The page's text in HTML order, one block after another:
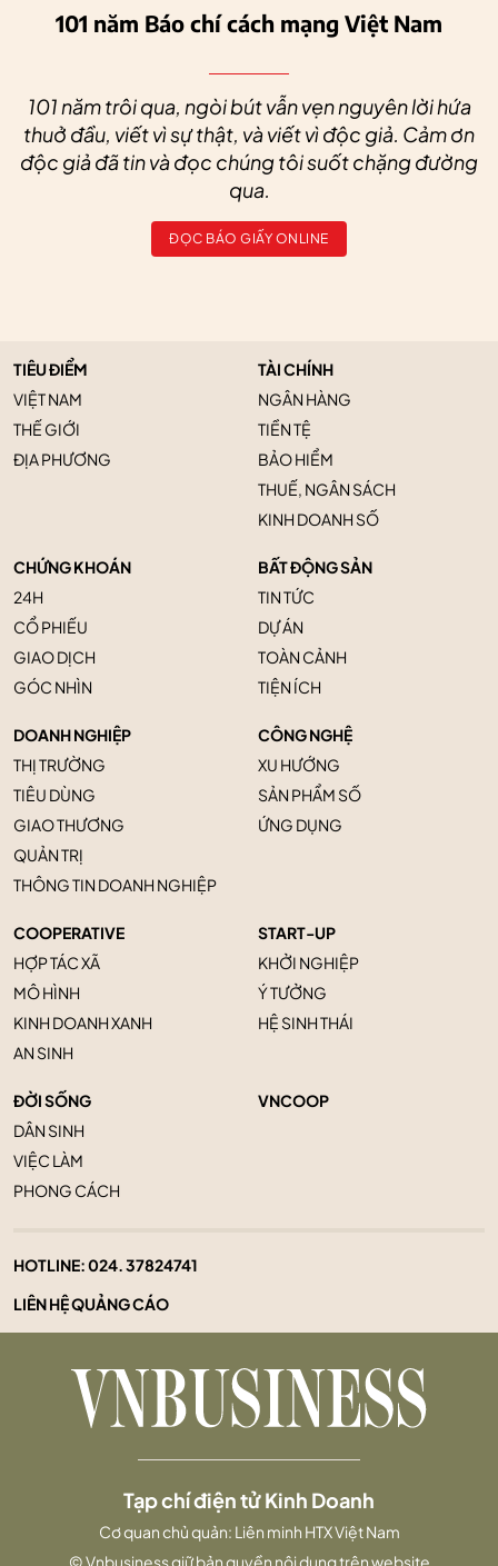
101 năm Báo chí cách mạng Việt Nam
101 năm trôi qua, ngòi bút vẫn vẹn nguyên lời hứa
thuở đầu, viết vì sự thật, và viết vì độc giả. Cảm ơn
độc giả đã tin và đọc chúng tôi suốt chặng đường
qua.
ĐỌC BÁO GIẤY ONLINE
TIÊU ĐIỂM
VIỆT NAM
THẾ GIỚI
ĐỊA PHƯƠNG
TÀI CHÍNH
NGÂN HÀNG
TIỀN TỆ
BẢO HIỂM
THUẾ, NGÂN SÁCH
KINH DOANH SỐ
CHỨNG KHOÁN
24H
CỔ PHIẾU
GIAO DỊCH
GÓC NHÌN
BẤT ĐỘNG SẢN
TIN TỨC
DỰ ÁN
TOÀN CẢNH
TIỆN ÍCH
DOANH NGHIỆP
THỊ TRƯỜNG
TIÊU DÙNG
GIAO THƯƠNG
QUẢN TRỊ
THÔNG TIN DOANH NGHIỆP
CÔNG NGHỆ
XU HƯỚNG
SẢN PHẨM SỐ
ỨNG DỤNG
COOPERATIVE
HỢP TÁC XÃ
MÔ HÌNH
KINH DOANH XANH
AN SINH
START-UP
KHỞI NGHIỆP
Ý TƯỞNG
HỆ SINH THÁI
ĐỜI SỐNG
DÂN SINH
VIỆC LÀM
PHONG CÁCH
VNCOOP
HOTLINE:024. 37824741
LIÊN HỆ QUẢNG CÁO
Tạp chí điện tử Kinh Doanh
Cơ quan chủ quản: Liên minh HTX Việt Nam
© Vnbusiness giữ bản quyền nội dung trên website